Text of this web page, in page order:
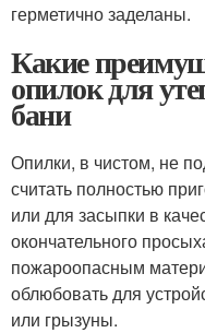
герметично заделаны.
Какие
опилок для
бани
Опилки, в чистом, не
считать полностью
или для засыпки в
окончательного
пожароопасным
облюбовать для
или грызуны.